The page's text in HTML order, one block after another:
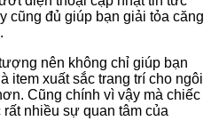
cũng đủ giúp bạn giải tỏa căng
nên không chỉ giúp bạn
item xuất sắc trang trí cho ngôi
Cũng chính vì vậy mà chiếc
nhiều sự quan tâm của